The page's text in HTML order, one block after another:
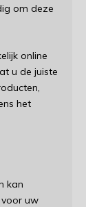
om deze
online
u de juiste
het
kan
uw